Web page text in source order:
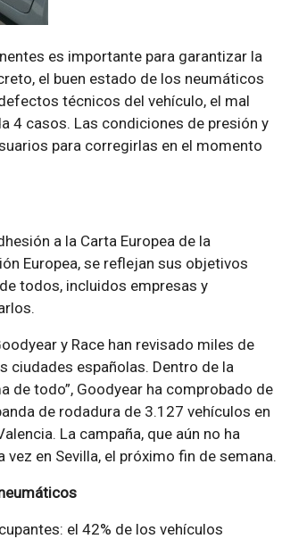
es importante para garantizar la
el buen estado de los neumáticos
técnicos del vehículo, el mal
4 casos. Las condiciones de presión y
para corregirlas en el momento
a la Carta Europea de la
Europea, se reflejan sus objetivos
todos, incluidos empresas y
y Race han revisado miles de
ciudades españolas. Dentro de la
de todo”, Goodyear ha comprobado de
de rodadura de 3.127 vehículos en
La campaña, que aún no ha
en Sevilla, el próximo fin de semana.
el 42% de los vehículos